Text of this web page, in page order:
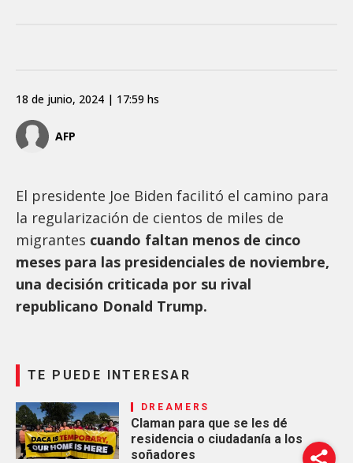
AFP
18 de junio, 2024 | 17:59 hs
El presidente Joe Biden facilitó el camino para
la regularización de cientos de miles de
migrantes cuando faltan menos de cinco
meses para las presidenciales de noviembre,
una decisión criticada por su rival
republicano Donald Trump.
TE PUEDE INTERESAR
DREAMERS
Claman para que se les dé
residencia o ciudadanía a los
soñadores